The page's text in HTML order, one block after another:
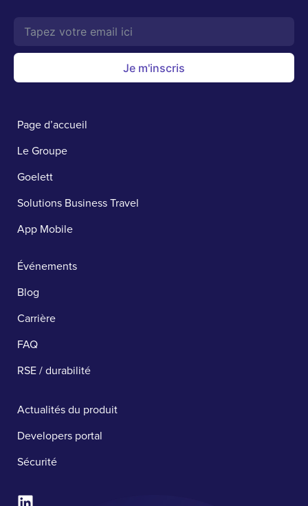
Je m'inscris
Page d’accueil
Le Groupe
Goelett
Solutions Business Travel
App Mobile
Événements
Blog
Carrière
FAQ
RSE / durabilité
Actualités du produit
Developers portal
Sécurité ​